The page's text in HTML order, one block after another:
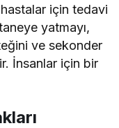
için tedavi
yatmayı,
ve sekonder
İnsanlar için bir